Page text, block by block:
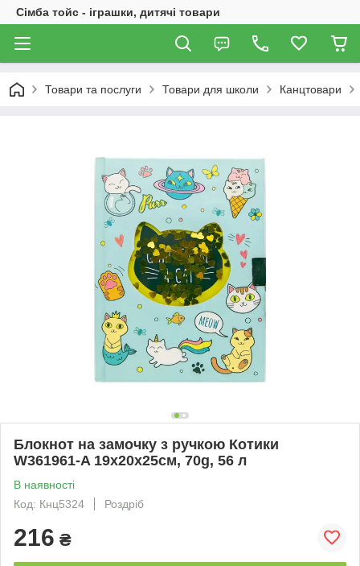
Сімба тойс - іграшки, дитячі товари
Товари та послуги Товари для школи Канцтовари
Блокнот на замочку з ручкою Котики
W361961-A 19x20x25см, 70g, 56 л
В наявності
Код: Кнц5324
Роздріб
216 ₴